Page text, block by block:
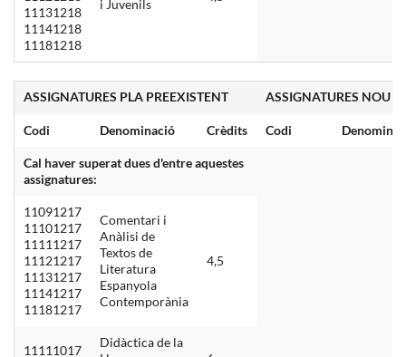
11131218
11141218
11181218
i Juvenils
ASSIGNATURES PLA PREEXISTENT ASSIGNATURES NOU
Codi Denominació Crèdits Codi
Cal haver superat dues d'entre aquestes
assignatures:
11091217
11101217
11111217
11121217
11131217
11141217
11181217
Comentari i
Anàlisi de
Textos de
Literatura
Espanyola
Contemporània
4,5
11111017
Didàctica de la